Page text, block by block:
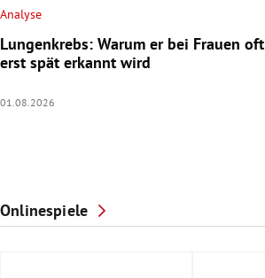
Analyse
Lungenkrebs: Warum er bei Frauen oft
erst spät erkannt wird
01.08.2026
Onlinespiele